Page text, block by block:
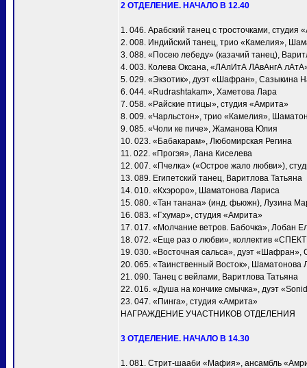
2 ОТДЕЛЕНИЕ. НАЧАЛО В 12.40
1. 046. Арабский танец с тросточками, студия
2. 008. Индийский танец, трио «Камелия»,
3. 088. «Посею лебеду» (казачий танец),
4. 003. Колева Оксана, «ЛАлИтА ЛАвАнгА
5. 029. «Экзотик», дуэт «Шафран», Сазыкина
6. 044. «Rudrashtakam», Хаметова Лара
7. 058. «Райские птицы», студия «Амрита»
8. 009. «Чарльстон», трио «Камелия»,
9. 085. «Чоли ке пиче», Жаманова Юлия
10. 023. «Бабакарам», Любомирская Регина
11. 022. «Прогэя», Лана Киселева
12. 007. «Пчелка» («Острое жало любви»),
13. 089. Египетский танец, Варитлова Татьяна
14. 010. «Кхэроро», Шаматонова Лариса
15. 080. «Тан танана» (инд. фьюжн), Лузина
16. 083. «Гхумар», студия «Амрита»
17. 017. «Молчание ветров. Бабочка», Лобан
18. 072. «Еще раз о любви», коллектив
19. 030. «Восточная сальса», дуэт
20. 065. «Таинственный Восток», Шаматонова
21. 090. Танец с вейлами, Варитлова Татьяна
22. 016. «Душа на кончике смычка», дуэт
23. 047. «Пинга», студия «Амрита»
НАГРАЖДЕНИЕ УЧАСТНИКОВ ОТДЕЛЕНИЯ
3 ОТДЕЛЕНИЕ. НАЧАЛО В 14.30
1. 081. Стрит-шааби «Мафия», ансамбль